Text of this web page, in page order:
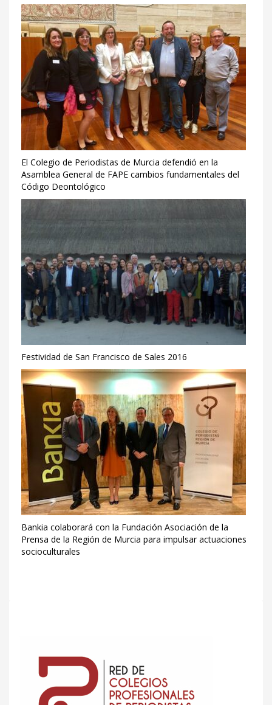
El Colegio de Periodistas de Murcia defendió en la
Asamblea General de FAPE cambios fundamentales del
Código Deontológico
Festividad de San Francisco de Sales 2016
Bankia colaborará con la Fundación Asociación de la
Prensa de la Región de Murcia para impulsar actuaciones
socioculturales